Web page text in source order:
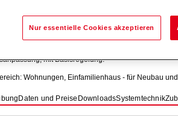
combi inkl. RS-OT (21/18 - 32/
Gas-Brennwertkessel zum Heizen, mit
mit Basisregelung.
Wohnungen, Einfamilienhaus - für Neubau
Daten und Preise DownloadsSystemtechnik
Nur essentielle Cookies akzeptieren